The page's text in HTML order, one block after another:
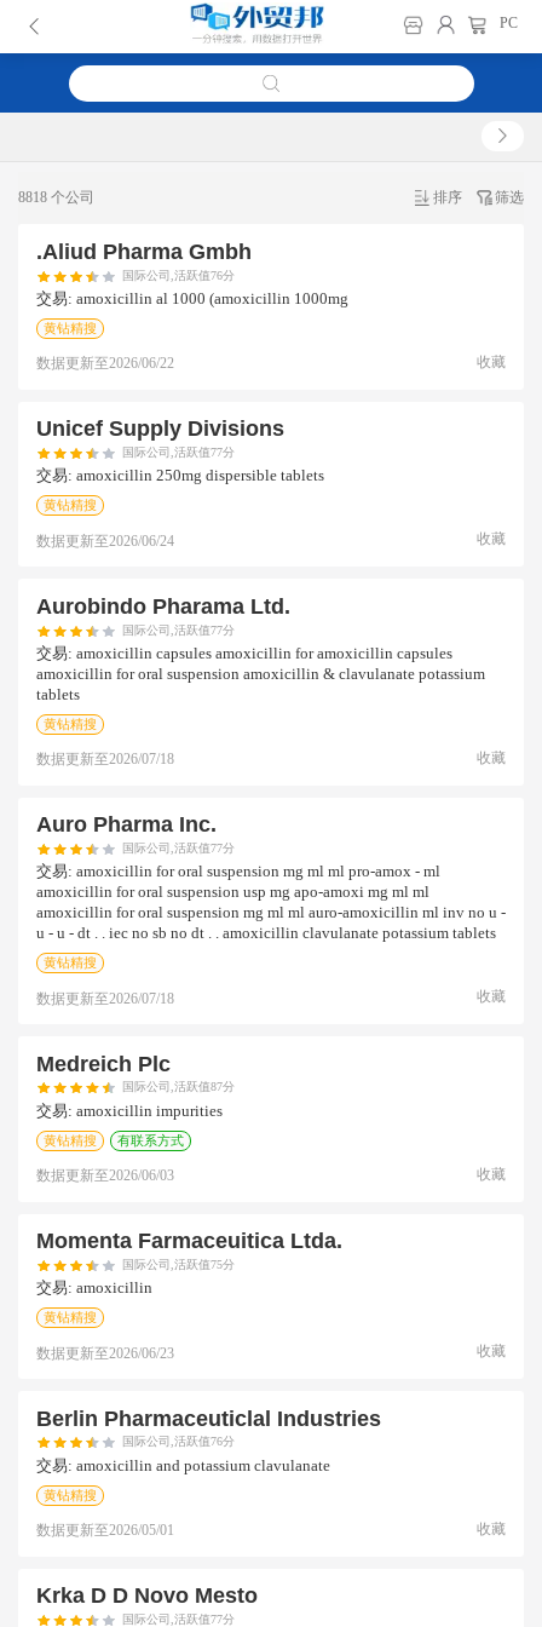
PC
8818 个公司 排序 筛选
.aliud Pharma Gmbh
国际公司,活跃值76分
交易: amoxicillin al 1000 (amoxicillin 1000mg
黄钻精搜
数据更新至2026/06/22 收藏
Unicef Supply Divisions
国际公司,活跃值77分
交易: amoxicillin 250mg dispersible tablets
黄钻精搜
数据更新至2026/06/24 收藏
Aurobindo Pharama Ltd.
国际公司,活跃值77分
交易: amoxicillin capsules amoxicillin for amoxicillin capsules
amoxicillin for oral suspension amoxicillin & clavulanate potassium
tablets
黄钻精搜
数据更新至2026/07/18 收藏
Auro Pharma Inc.
国际公司,活跃值77分
交易: amoxicillin for oral suspension mg ml ml pro-amox - ml
amoxicillin for oral suspension usp mg apo-amoxi mg ml ml
amoxicillin for oral suspension mg ml ml auro-amoxicillin ml inv no u -
u - u - dt . . iec no sb no dt . . amoxicillin clavulanate potassium tablets
黄钻精搜
数据更新至2026/07/18 收藏
Medreich Plc
国际公司,活跃值87分
交易: amoxicillin impurities
黄钻精搜 有联系方式
数据更新至2026/06/03 收藏
Momenta Farmaceuitica Ltda.
国际公司,活跃值75分
交易: amoxicillin
黄钻精搜
数据更新至2026/06/23 收藏
Berlin Pharmaceuticlal Industries
国际公司,活跃值76分
交易: amoxicillin and potassium clavulanate
黄钻精搜
数据更新至2026/05/01 收藏
Krka D D Novo Mesto
国际公司,活跃值77分